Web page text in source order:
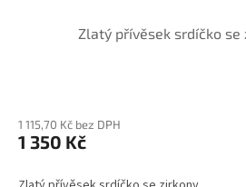
Zlatý přívěsek srdíčko se
1 115,70 Kč bez DPH
1 350 Kč